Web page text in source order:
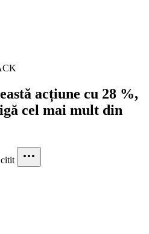
acțiune cu 28 %,
cel mai mult din